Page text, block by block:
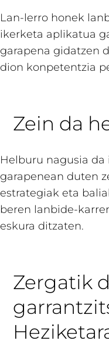
Lan-lerro honek
ikerketa aplikatua
garapena gidatzen
dion konpetentzia
Zein da
Helburu nagusia
garapenean duten
estrategiak eta
beren lanbide-
eskura ditzaten.
Zergatik